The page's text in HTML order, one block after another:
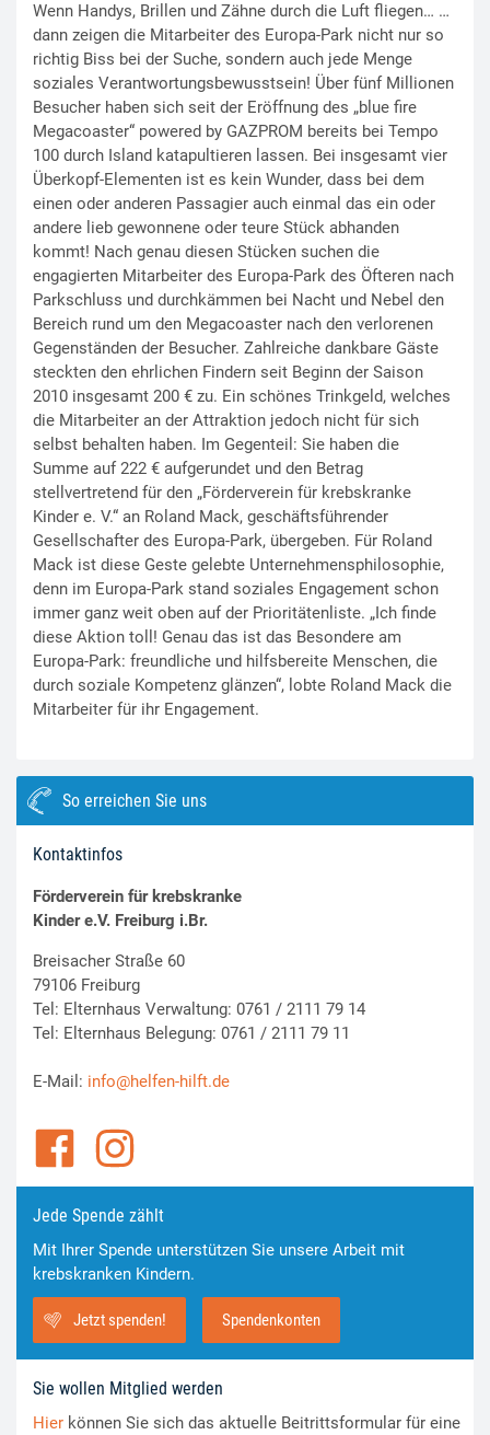
Wenn Handys, Brillen und Zähne durch die Luft fliegen… …
dann zeigen die Mitarbeiter des Europa-Park nicht nur so
richtig Biss bei der Suche, sondern auch jede Menge
soziales Verantwortungsbewusstsein! Über fünf Millionen
Besucher haben sich seit der Eröffnung des „blue fire
Megacoaster“ powered by GAZPROM bereits bei Tempo
100 durch Island katapultieren lassen. Bei insgesamt vier
Überkopf-Elementen ist es kein Wunder, dass bei dem
einen oder anderen Passagier auch einmal das ein oder
andere lieb gewonnene oder teure Stück abhanden
kommt! Nach genau diesen Stücken suchen die
engagierten Mitarbeiter des Europa-Park des Öfteren nach
Parkschluss und durchkämmen bei Nacht und Nebel den
Bereich rund um den Megacoaster nach den verlorenen
Gegenständen der Besucher. Zahlreiche dankbare Gäste
steckten den ehrlichen Findern seit Beginn der Saison
2010 insgesamt 200 € zu. Ein schönes Trinkgeld, welches
die Mitarbeiter an der Attraktion jedoch nicht für sich
selbst behalten haben. Im Gegenteil: Sie haben die
Summe auf 222 € aufgerundet und den Betrag
stellvertretend für den „Förderverein für krebskranke
Kinder e. V.“ an Roland Mack, geschäftsführender
Gesellschafter des Europa-Park, übergeben. Für Roland
Mack ist diese Geste gelebte Unternehmensphilosophie,
denn im Europa-Park stand soziales Engagement schon
immer ganz weit oben auf der Prioritätenliste. „Ich finde
diese Aktion toll! Genau das ist das Besondere am
Europa-Park: freundliche und hilfsbereite Menschen, die
durch soziale Kompetenz glänzen“, lobte Roland Mack die
Mitarbeiter für ihr Engagement.
So erreichen Sie uns
Kontaktinfos
Förderverein für krebskranke
Kinder e.V. Freiburg i.Br.
Breisacher Straße 60
79106 Freiburg
Tel: Elternhaus Verwaltung: 0761 / 2111 79 14
Tel: Elternhaus Belegung: 0761 / 2111 79 11
E-Mail: info@helfen-hilft.de
Jede Spende zählt
Mit Ihrer Spende unterstützen Sie unsere Arbeit mit
krebskranken Kindern.
Jetzt spenden! Spendenkonten
Sie wollen Mitglied werden
Hier können Sie sich das aktuelle Beitrittsformular für eine